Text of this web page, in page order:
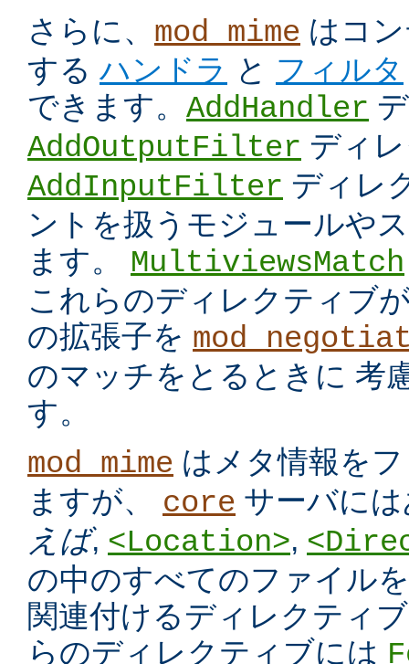
さらに、 mod_mime はコ
するハンドラ と フィルタ
できます。 AddHandler
AddOutputFilter ディ
AddInputFilter ディレ
ントを扱うモジュールや
ます。 MultiviewsMatch
これらのディレクティブ
の拡張子を
のマッチをとるときに 考
す。
mod_mime はメタ情報を
ますが、 core サーバに
えば, <Location>,
の中のすべてのファイル
関連付けるディレクティ
らのディレクティブには